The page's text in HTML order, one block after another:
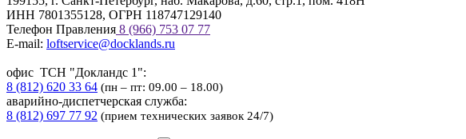
ИНН 7801355128, ОГРН 118747129140
Телефон Правления 8 (966) 753 07 77
E-mail: loftservice@docklands.ru
офис ТСН "Докландс 1":
8 (812) 620 33 64 (пн – пт: 09.00 – 18.00)
аварийно-диспетчерская служба:
8 (812) 697 77 92 (прием технических заявок 24/7)